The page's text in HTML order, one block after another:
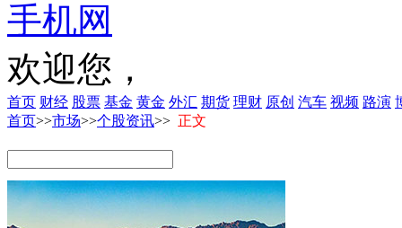
手机网
欢迎您，
首页 财经 股票 基金 黄金 外汇 期货 理财 原创 汽车 视频 路演
首页>>市场>>个股资讯>> 正文